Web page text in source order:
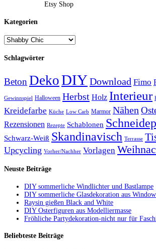
Etsy Shop
Kategorien
Schlagwörter
Beton DekoDIYDownload Fimo
Gewinnspiel Halloween Herbst Holz Interieur
Kreidefarbe Küche Low Carb Marmor Nähen
Rezensionen Rezepte Schablonen
Schwarz-Weiß Skandinavisch Terrasse
Upcycling Vorher/Nachher Vorlagen
Neuste Beiträge
DIY sommerliche Windlichter und Bastlampe
DIY sommerliche Glasdekoration aus
Raysin gießen Black and White
DIY Osterfiguren aus Modelliermasse
Fröhliche Partydekoration-nicht nur für
Beliebteste Beiträge